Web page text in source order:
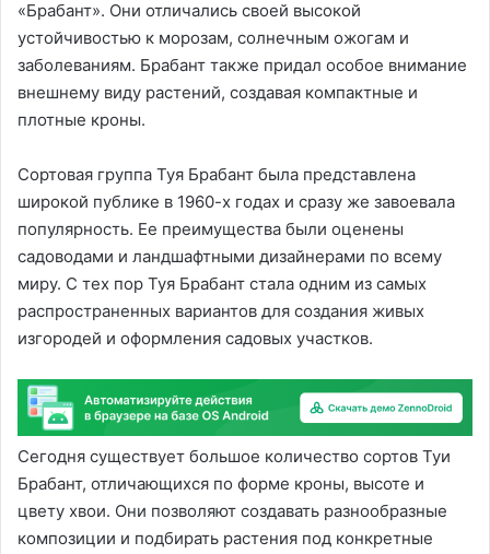
«Брабант». Они отличались своей высокой
устойчивостью к морозам, солнечным ожогам и
заболеваниям. Брабант также придал особое внимание
внешнему виду растений, создавая компактные и
плотные кроны.
Сортовая группа Туя Брабант была представлена
широкой публике в 1960-х годах и сразу же завоевала
популярность. Ее преимущества были оценены
садоводами и ландшафтными дизайнерами по всему
миру. С тех пор Туя Брабант стала одним из самых
распространенных вариантов для создания живых
изгородей и оформления садовых участков.
Сегодня существует большое количество сортов Туи
Брабант, отличающихся по форме кроны, высоте и
цвету хвои. Они позволяют создавать разнообразные
композиции и подбирать растения под конкретные